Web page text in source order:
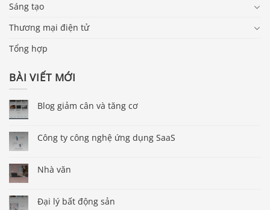
Sáng tạo
Thương mại điện tử
Tổng hợp
BÀI VIẾT MỚI
Blog giảm cân và tăng cơ
Công ty công nghệ ứng dụng SaaS
Nhà văn
Đại lý bất động sản